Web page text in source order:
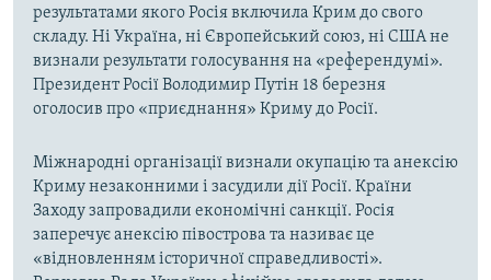
результатами якого Росія включила Крим до свого
складу. Ні Україна, ні Європейський союз, ні США не
визнали результати голосування на «референдумі».
Президент Росії Володимир Путін 18 березня
оголосив про «приєднання» Криму до Росії.
Міжнародні організації визнали окупацію та анексію
Криму незаконними і засудили дії Росії. Країни
Заходу запровадили економічні санкції. Росія
заперечує анексію півострова та називає це
«відновленням історичної справедливості».